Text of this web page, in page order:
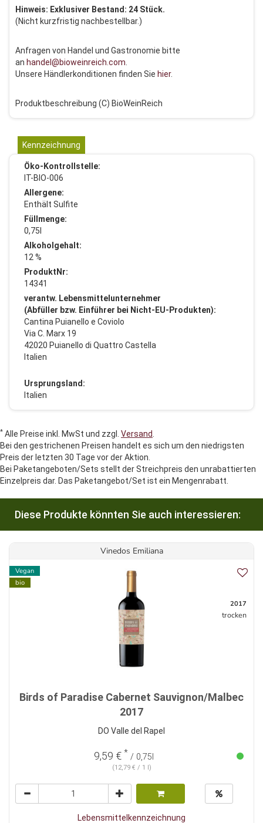
Hinweis: Exklusiver Bestand: 24 Stück.
(Nicht kurzfristig nachbestellbar.)
Anfragen von Handel und Gastronomie bitte
an handel@bioweinreich.com
Unsere Händlerkonditionen finden Sie hier.
Produktbeschreibung (C) BioWeinReich
Kennzeichnung
Öko-Kontrollstelle:
IT-BIO-006
Allergene:
Enthält Sulfite
Füllmenge:
0,75l
Alkoholgehalt:
12 %
ProduktNr:
14341
verantw. Lebensmittelunternehmer
(Abfüller bzw. Einführer bei Nicht-EU-Produkten):
Cantina Puianello e Coviolo
Via C. Marx 19
42020 Puianello di Quattro Castella
Italien
Ursprungsland:
Italien
* Alle Preise inkl. MwSt und zzgl. Versand
Bei den gestrichenen Preisen handelt es sich um den niedrigsten
Preis der letzten 30 Tage vor der Aktion.
Bei Paketangeboten/Sets stellt der Streichpreis den unrabattierten
Einzelpreis dar. Das Paketangebot/Set ist ein Mengenrabatt.
Diese Produkte könnten Sie auch interessieren:
Vinedos Emiliana
Vegan
bio
2017
trocken
Birds of Paradise Cabernet Sauvignon/Malbec
2017
DO Valle del Rapel
9,59 € * / 0,75l
(12,79 € / 1 l)
Lebensmittelkennzeichnung